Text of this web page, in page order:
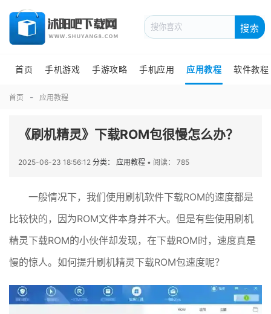
搜索
首页 手机游戏 手游攻略 手机应用 应用教程 软件教程
首页 应用教程
《刷机精灵》下载ROM包很慢怎么办？
2025-06-23 18:56:12 分类： 应用教程 • 阅读： 785
一般情况下，我们使用刷机软件下载ROM的速度都是
比较快的，因为ROM文件本身并不大。但是有些使用刷机
精灵下载ROM的小伙伴却发现，在下载ROM时，速度真是
慢的惊人。如何提升刷机精灵下载ROM包速度呢？